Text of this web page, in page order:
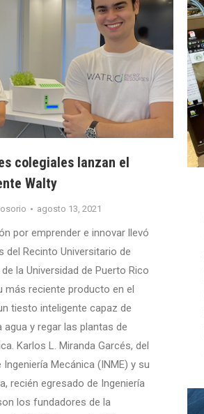
colegiales lanzan el
Walty
agosto 13, 2021
por emprender e innovar llevó
del Recinto Universitario de
la Universidad de Puerto Rico
más reciente producto en el
tiesto inteligente capaz de
agua y regar las plantas de
Karlos L. Miranda Garcés, del
Mecánica (INME) y su
recién egresado de Ingeniería
los fundadores de la